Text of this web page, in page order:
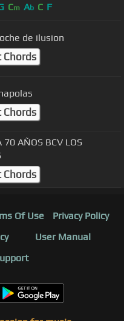
Cm Ab C F
de ilusion
Chords
Chords
AÑOS BCV LOS
Chords
Of Use
Privacy Policy
User Manual